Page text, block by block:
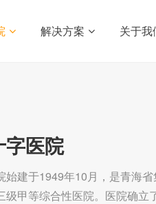
解决方案 关于我
医院
始建于1949年10月，是青海
级甲等综合性医院。医院确立